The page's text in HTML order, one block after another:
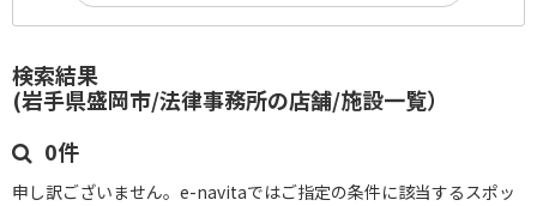
検索結果
(岩手県盛岡市/法律事務所の店舗/施設一覧）
0件
申し訳ございません。e-navitaではご指定の条件に該当するスポッ